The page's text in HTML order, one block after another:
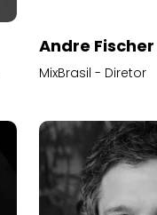
Andre Fischer
MixBrasil - Diretor